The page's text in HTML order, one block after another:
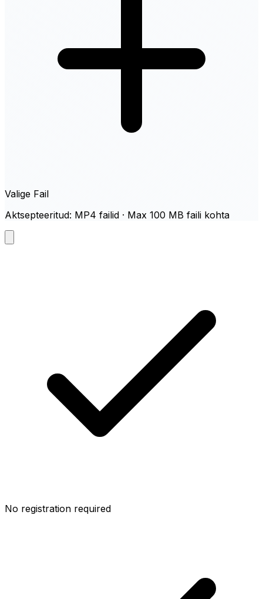
Valige Fail
Aktsepteeritud: MP4 failid · Max 100 MB faili kohta
No registration required